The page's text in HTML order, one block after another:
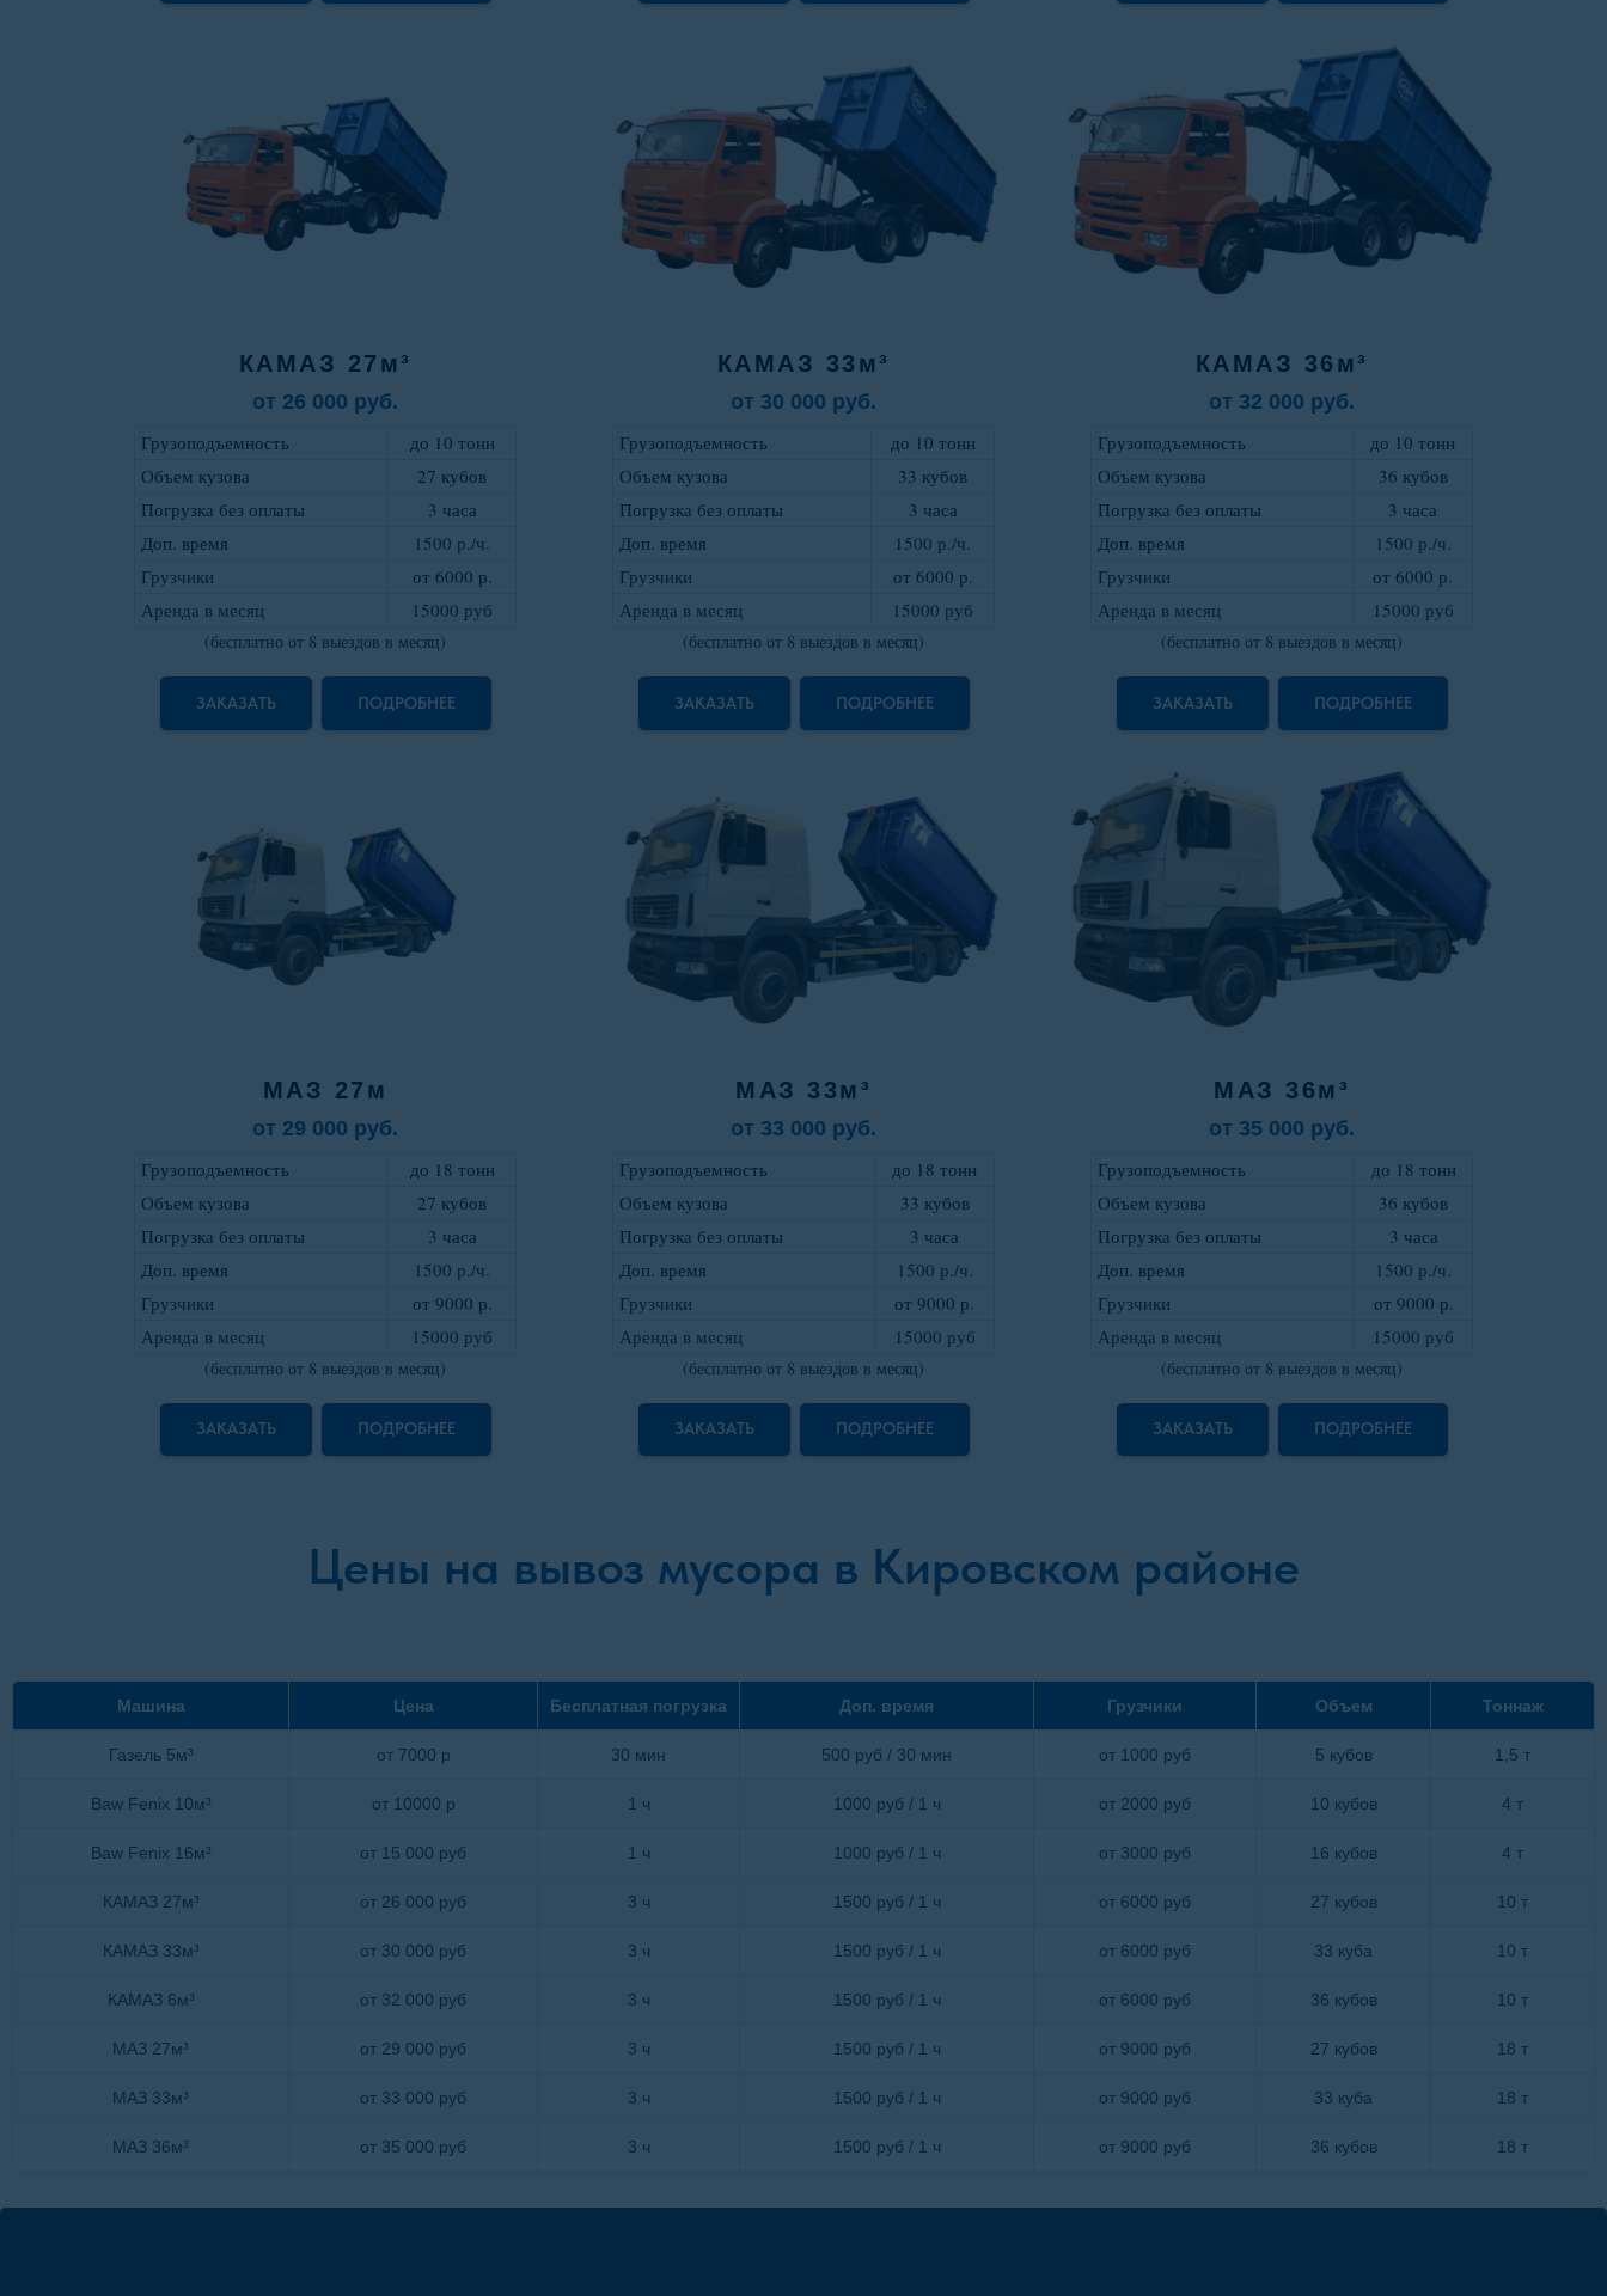
КАМАЗ 27м³
от 26 000 руб.
Грузоподъемность
до 10 тонн
Объем кузова
27 кубов
Погрузка без оплаты
3 часа
Доп. время
1500 р./ч.
Грузчики
от 6000 р.
Аренда в месяц
15000 руб
(бесплатно от 8 выездов в месяц)
ЗАКАЗАТЬ ПОДРОБНЕЕ
КАМАЗ 33м³
от 30 000 руб.
Грузоподъемность
до 10 тонн
Объем кузова
33 кубов
Погрузка без оплаты
3 часа
Доп. время
1500 р./ч.
Грузчики
от 6000 р.
Аренда в месяц
15000 руб
(бесплатно от 8 выездов в месяц)
ЗАКАЗАТЬ ПОДРОБНЕЕ
КАМАЗ 36м³
от 32 000 руб.
Грузоподъемность
до 10 тонн
Объем кузова
36 кубов
Погрузка без оплаты
3 часа
Доп. время
1500 р./ч.
Грузчики
от 6000 р.
Аренда в месяц
15000 руб
(бесплатно от 8 выездов в месяц)
ЗАКАЗАТЬ ПОДРОБНЕЕ
МАЗ 27м
от 29 000 руб.
Грузоподъемность
до 18 тонн
Объем кузова
27 кубов
Погрузка без оплаты
3 часа
Доп. время
1500 р./ч.
Грузчики
от 9000 р
Аренда в месяц
15000 руб
(бесплатно от 8 выездов в месяц)
ЗАКАЗАТЬ ПОДРОБНЕЕ
МАЗ 33м³
от 33 000 руб.
Грузоподъемность
до 18 тонн
Объем кузова
33 кубов
Погрузка без оплаты
3 часа
Доп. время
1500 р./ч.
Грузчики
от 9000 р
Аренда в месяц
15000 руб
(бесплатно от 8 выездов в месяц)
ЗАКАЗАТЬ ПОДРОБНЕЕ
МАЗ 36м³
от 35 000 руб.
Грузоподъемность
до 18 тонн
Объем кузова
36 кубов
Погрузка без оплаты
3 часа
Доп. время
1500 р./ч.
Грузчики
от 9000 р
Аренда в месяц
15000 руб
(бесплатно от 8 выездов в месяц)
ЗАКАЗАТЬ ПОДРОБНЕЕ
Цены на вывоз мусора в Кировском районе
Машина Цена Бесплатная погрузка Доп. время Грузчики Объем Тоннаж
Газель 5м³ от 7000 р 30 мин 500 руб / 30 мин от 1000 руб 5 кубов 1,5 т
Baw Fenix 10м³ от 10000 р 1 ч 1000 руб / 1 ч от 2000 руб 10 кубов 4 т
Baw Fenix 16м³ от 15 000 руб 1 ч 1000 руб / 1 ч от 3000 руб 16 кубов 4 т
КАМАЗ 27м³ от 26 000 руб 3 ч 1500 руб / 1 ч от 6000 руб 27 кубов 10 т
КАМАЗ 33м³ от 30 000 руб 3 ч 1500 руб / 1 ч от 6000 руб 33 куба 10 т
КАМАЗ 6м³ от 32 000 руб 3 ч 1500 руб / 1 ч от 6000 руб 36 кубов 10 т
МАЗ 27м³ от 29 000 руб 3 ч 1500 руб / 1 ч от 9000 руб 27 кубов 18 т
МАЗ 33м³ от 33 000 руб 3 ч 1500 руб / 1 ч от 9000 руб 33 куба 18 т
МАЗ 36м³ от 35 000 руб 3 ч 1500 руб / 1 ч от 9000 руб 36 кубов 18 т